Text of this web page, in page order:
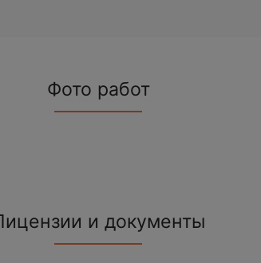
Фото работ
и документы